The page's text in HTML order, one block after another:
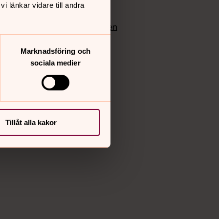
länkar vidare till andra
Marknadsföring och
sociala medier
Tillåt alla kakor
Instagram
Bloggportalen